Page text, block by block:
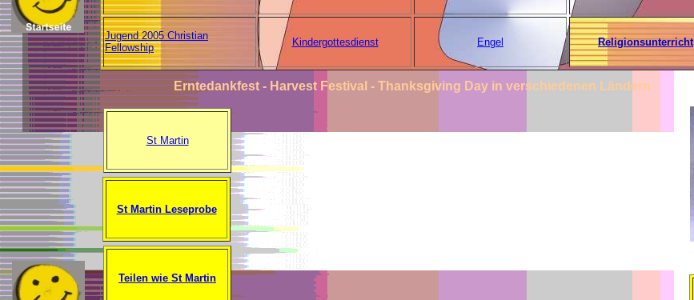
Jugend 2005 Christian
Fellowship
Kindergottesdienst Engel Religionsunterricht
Erntedankfest - Harvest Festival - Thanksgiving Day in verschiedenen Ländern
St Martin
St Martin Leseprobe
Teilen wie St Martin